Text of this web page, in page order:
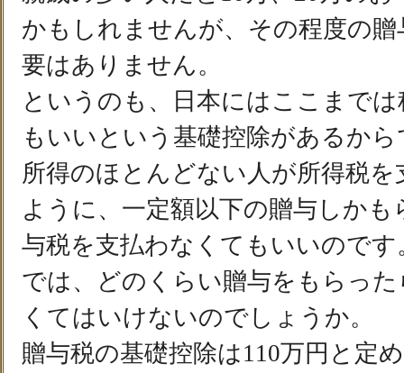
かもしれませんが、その程度の
要はありません。
というのも、日本にはここまで
もいいという基礎控除があるから
所得のほとんどない人が所得税
ように、一定額以下の贈与しか
与税を支払わなくてもいいのです
では、どのくらい贈与をもらっ
くてはいけないのでしょうか。
贈与税の基礎控除は110万円と定